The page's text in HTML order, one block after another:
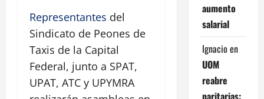
Representantes del
Sindicato de Peones de
Taxis de la Capital
Federal, junto a SPAT,
UPAT, ATC y UPYMRA
aumento
salarial
Ignacio en
UOM
reabre
paritarias: